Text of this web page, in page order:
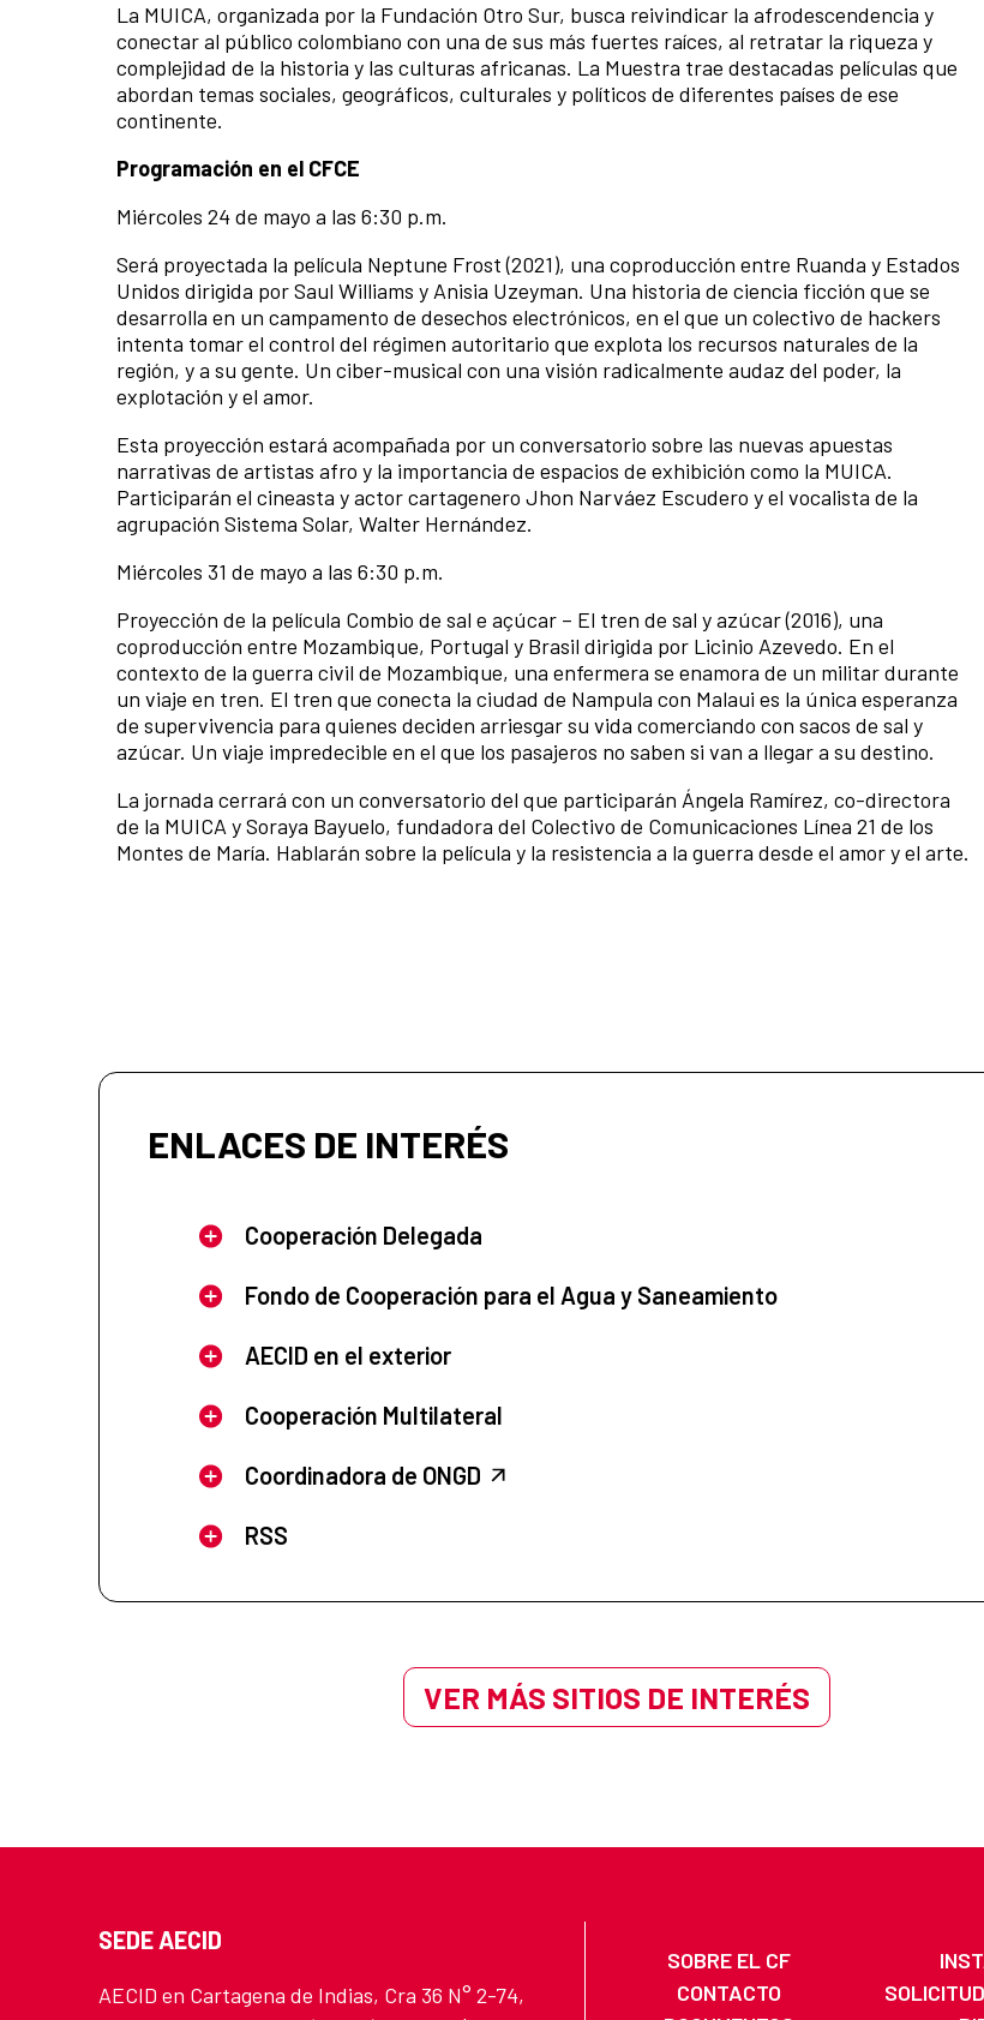
La MUICA, organizada por la Fundación Otro Sur, busca reivindicar la afrodescendencia y
conectar al público colombiano con una de sus más fuertes raíces, al retratar la riqueza y
complejidad de la historia y las culturas africanas. La Muestra trae destacadas películas que
abordan temas sociales, geográficos, culturales y políticos de diferentes países de ese
continente.
Programación en el CFCE
Miércoles 24 de mayo a las 6:30 p.m.
Será proyectada la película Neptune Frost (2021), una coproducción entre Ruanda y Estados
Unidos dirigida por Saul Williams y Anisia Uzeyman. Una historia de ciencia ficción que se
desarrolla en un campamento de desechos electrónicos, en el que un colectivo de hackers
intenta tomar el control del régimen autoritario que explota los recursos naturales de la
región, y a su gente. Un ciber-musical con una visión radicalmente audaz del poder, la
explotación y el amor.
Esta proyección estará acompañada por un conversatorio sobre las nuevas apuestas
narrativas de artistas afro y la importancia de espacios de exhibición como la MUICA.
Participarán el cineasta y actor cartagenero Jhon Narváez Escudero y el vocalista de la
agrupación Sistema Solar, Walter Hernández.
Miércoles 31 de mayo a las 6:30 p.m.
Proyección de la película Combio de sal e açúcar – El tren de sal y azúcar (2016), una
coproducción entre Mozambique, Portugal y Brasil dirigida por Licinio Azevedo. En el
contexto de la guerra civil de Mozambique, una enfermera se enamora de un militar durante
un viaje en tren. El tren que conecta la ciudad de Nampula con Malaui es la única esperanza
de supervivencia para quienes deciden arriesgar su vida comerciando con sacos de sal y
azúcar. Un viaje impredecible en el que los pasajeros no saben si van a llegar a su destino.
La jornada cerrará con un conversatorio del que participarán Ángela Ramírez, co-directora
de la MUICA y Soraya Bayuelo, fundadora del Colectivo de Comunicaciones Línea 21 de los
Montes de María. Hablarán sobre la película y la resistencia a la guerra desde el amor y el arte.
ENLACES DE INTERÉS
Cooperación Delegada
Fondo de Cooperación para el Agua y Saneamiento
AECID en el exterior
Cooperación Multilateral
Coordinadora de ONGD
RSS
VER MÁS SITIOS DE INTERÉS
SEDE AECID
AECID en Cartagena de Indias, Cra 36 N° 2-74,
SOBRE EL CF
CONTACTO